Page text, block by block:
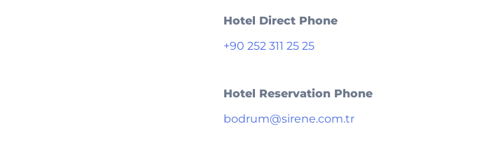
Hotel Direct Phone
+90 252 311 25 25
Hotel Reservation Phone
bodrum@sirene.com.tr